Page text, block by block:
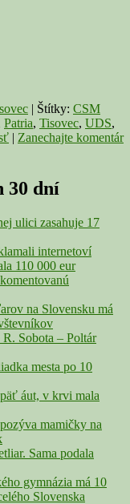
| Štítky: CSM
Patria, Tisovec, UDS,
| Zanechajte komentár
30 dní
ulici zasahuje 17
internetoví
110 000 eur
na Slovensku má
Sobota – Poltár
mesta po 10
áut, v krvi mala
mamičky na
Sama podala
gymnázia má 10
Slovenska